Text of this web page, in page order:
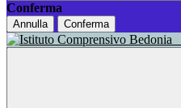
Conferma
Annulla Conferma